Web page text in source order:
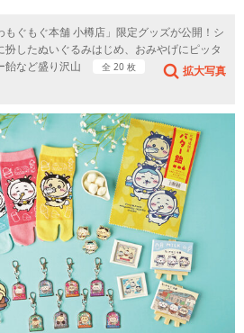
もぐもぐ本舗 小樽店」限定グッズが公開！シ
扮したぬいぐるみはじめ、おみやげにピッタ
飴など盛り沢山
全 20 枚 拡大写真